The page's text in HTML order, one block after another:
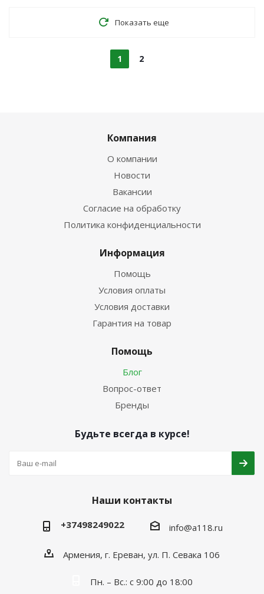
Показать еще
1 2
Компания
О компании
Новости
Вакансии
Согласие на обработку
Политика конфиденциальности
Информация
Помощь
Условия оплаты
Условия доставки
Гарантия на товар
Помощь
Блог
Вопрос-ответ
Бренды
Будьте всегда в курсе!
Наши контакты
+37498249022 info@a118.ru
Армения, г. Ереван, ул. П. Севака 106
Пн. – Вс.: с 9:00 до 18:00